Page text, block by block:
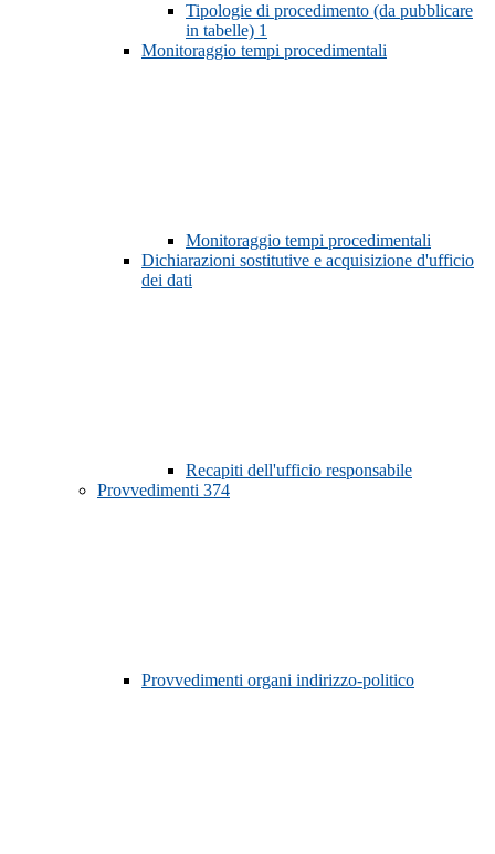
Tipologie di procedimento (da pubblicare
in tabelle) 1
Monitoraggio tempi procedimentali
Monitoraggio tempi procedimentali
Dichiarazioni sostitutive e acquisizione d'ufficio
dei dati
Recapiti dell'ufficio responsabile
Provvedimenti 374
Provvedimenti organi indirizzo-politico